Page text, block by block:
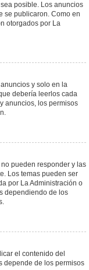
posible. Los anuncios
se publicaron. Como en
otorgados por La
y solo en la
debería leerlos cada
anuncios, los permisos
pueden responder y las
Los temas pueden ser
por La Administración o
dependiendo de los
el contenido del
depende de los permisos